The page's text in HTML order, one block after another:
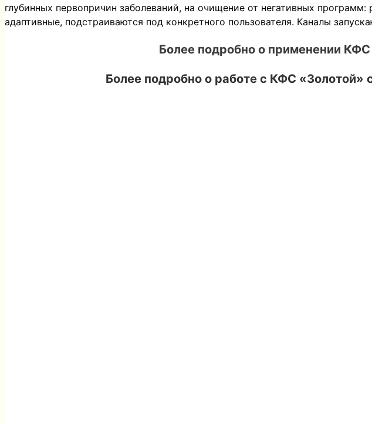
глубинных первопричин заболеваний, на очищение от негативных
адаптивные, подстраиваются под конкретного пользователя. Каналы
Более подробно о применении
Более подробно о работе с КФС «Золотой»